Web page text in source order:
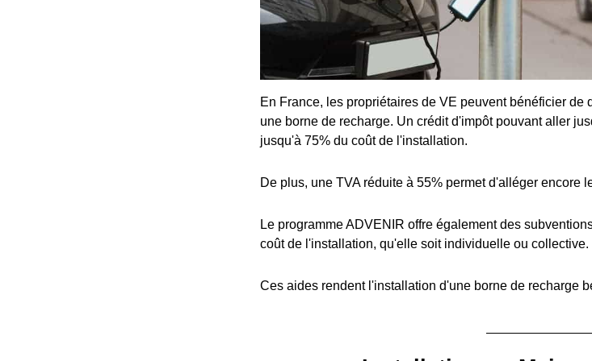
En France, les propriétaires de VE peuvent bénéficier
une borne de recharge. Un crédit d'impôt pouvant aller
jusqu'à 75% du coût de l'installation.
De plus, une TVA réduite à 55% permet d'alléger encore
Le programme ADVENIR offre également des
coût de l'installation, qu'elle soit individuelle ou collective.
Ces aides rendent l'installation d'une borne de recharge